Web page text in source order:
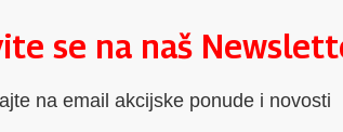
se na naš
na email akcijske ponude i novosti